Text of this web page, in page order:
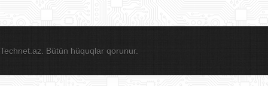
Technet.az. Bütün hüquqlar qorunur.